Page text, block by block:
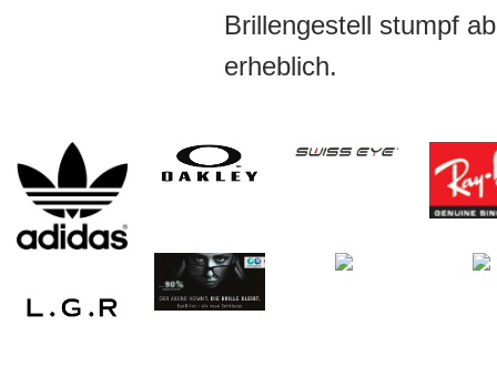
Brillengestell stumpf
erheblich.